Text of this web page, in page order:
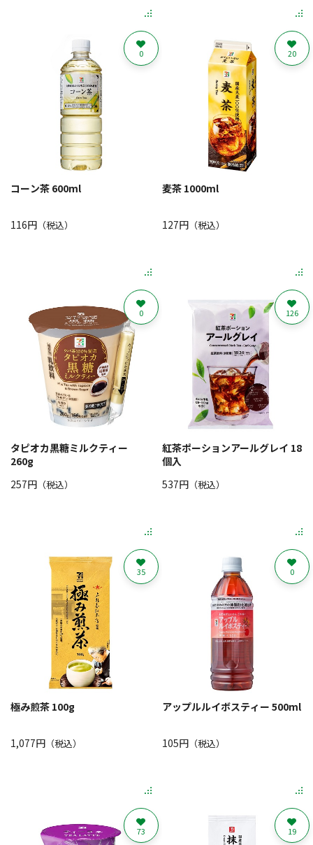
コーン茶 600ml
116円 （税込）
0
麦茶 1000ml
127円（税込）
20
タピオカ黒糖ミルクティー
260g
257円 （税込）
0
紅茶ポーションアールグレイ 18
個入
537円（税込）
126
極み煎茶 100g
1,077円 （税込）
35
アップルルイボスティー 500ml
105円（税込）
0
73 19